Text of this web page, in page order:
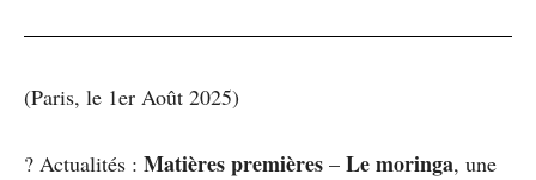
(Paris, le 1er Août 2025)
? Actualités : Matières premières – Le moringa, une